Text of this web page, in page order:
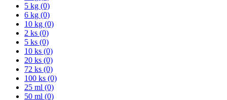
5 kg (0)
6 kg (0)
10 kg (0)
2 ks (0)
5 ks (0)
10 ks (0)
20 ks (0)
72 ks (0)
100 ks (0)
25 ml (0)
50 ml (0)